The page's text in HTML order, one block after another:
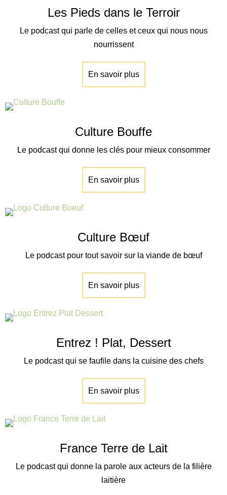
Les Pieds dans le Terroir
Le podcast qui parle de celles et ceux qui nous nous
nourrissent
En savoir plus
Culture Bouffe
Le podcast qui donne les clés pour mieux consommer
En savoir plus
Culture Bœuf
Le podcast pour tout savoir sur la viande de bœuf
En savoir plus
Entrez ! Plat, Dessert
Le podcast qui se faufile dans la cuisine des chefs
En savoir plus
France Terre de Lait
Le podcast qui donne la parole aux acteurs de la filière
laitière